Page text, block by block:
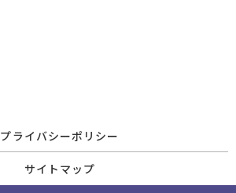
プライバシーポリシー
サイトマップ